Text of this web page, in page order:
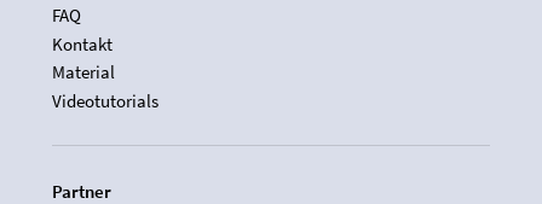
FAQ
Kontakt
Material
Videotutorials
Partner